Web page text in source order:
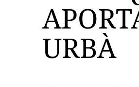
URBÀ